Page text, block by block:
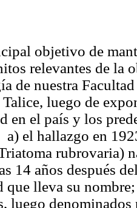
objetivo de
relevantes de la
de nuestra
Talice, luego de
en el país y los
a) el hallazgo en
rubrovaria)
14 años después
que lleva su
luego denominados